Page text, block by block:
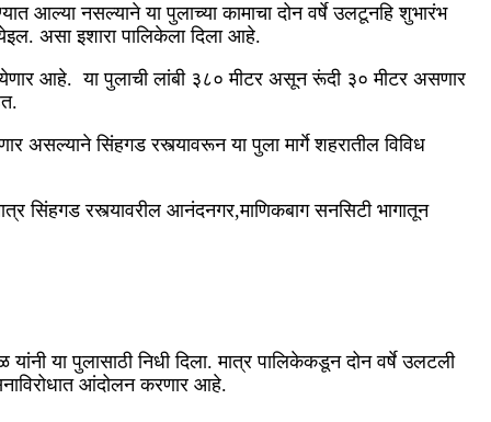
आल्या नसल्याने या पुलाच्या कामाचा दोन वर्षे उलटूनहि शुभारंभ
असा इशारा पालिकेला दिला आहे.
येणार आहे. या पुलाची लांबी ३८० मीटर असून रूंदी ३० मीटर असणार
असल्याने सिंहगड रस्त्यावरून या पुला मार्गे शहरातील विविध
सिंहगड रस्त्यावरील आनंदनगर,माणिकबाग सनसिटी भागातून
या पुलासाठी निधी दिला. मात्र पालिकेकडून दोन वर्षे उलटली
आंदोलन करणार आहे.